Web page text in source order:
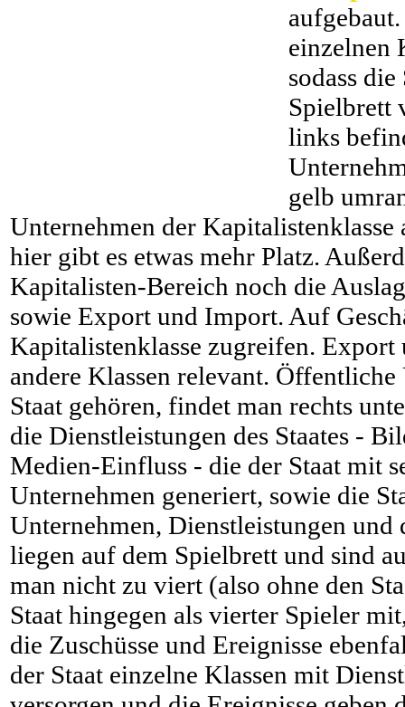
einzelnen
sodass
Spielbrett
links
gelb
Unternehmen der Kapitalistenklasse
hier gibt es etwas mehr Platz.
Kapitalisten-Bereich noch die
sowie Export und Import. Auf
Kapitalistenklasse zugreifen.
andere Klassen relevant.
Staat gehören, findet man rechts
die Dienstleistungen des Staates -
Medien-Einfluss - die der Staat mit
Unternehmen generiert, sowie die
Unternehmen, Dienstleistungen und
liegen auf dem Spielbrett und sind
man nicht zu viert (also ohne den
Staat hingegen als vierter Spieler
die Zuschüsse und Ereignisse
der Staat einzelne Klassen mit